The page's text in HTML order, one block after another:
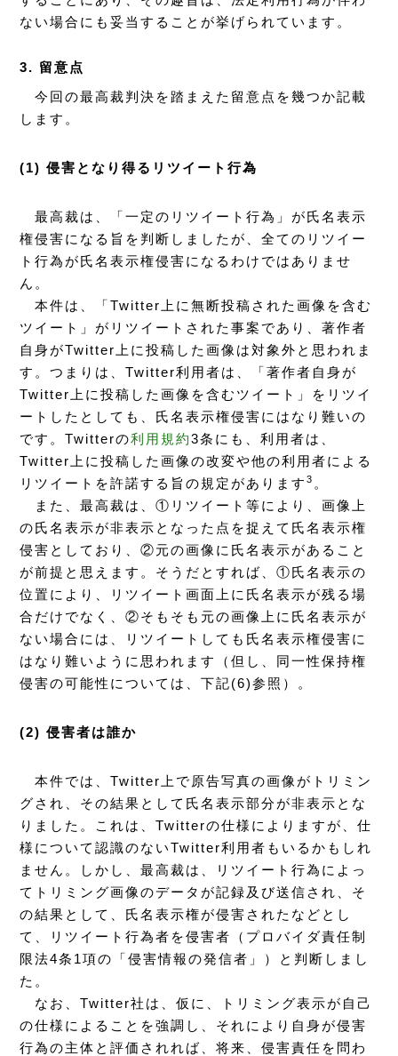
ない場合にも妥当することが挙げられています。
3. 留意点
今回の最高裁判決を踏まえた留意点を幾つか記載
します。
(1) 侵害となり得るリツイート行為
最高裁は、「一定のリツイート行為」が氏名表示
権侵害になる旨を判断しましたが、全てのリツイー
ト行為が氏名表示権侵害になるわけではありませ
ん。
本件は、「Twitter上に無断投稿された画像を含む
ツイート」がリツイートされた事案であり、著作者
自身がTwitter上に投稿した画像は対象外と思われま
す。つまりは、Twitter利用者は、「著作者自身が
Twitter上に投稿した画像を含むツイート」をリツイ
ートしたとしても、氏名表示権侵害にはなり難いの
です。Twitterの利用規約3条にも、利用者は、
Twitter上に投稿した画像の改変や他の利用者による
リツイートを許諾する旨の規定があります3 。
また、最高裁は、①リツイート等により、画像上
の氏名表示が非表示となった点を捉えて氏名表示権
侵害としており、②元の画像に氏名表示があること
が前提と思えます。そうだとすれば、①氏名表示の
位置により、リツイート画面上に氏名表示が残る場
合だけでなく、②そもそも元の画像上に氏名表示が
ない場合には、リツイートしても氏名表示権侵害に
はなり難いように思われます（但し、同一性保持権
侵害の可能性については、下記(6)参照）。
(2) 侵害者は誰か
本件では、Twitter上で原告写真の画像がトリミン
グされ、その結果として氏名表示部分が非表示とな
りました。これは、Twitterの仕様によりますが、仕
様について認識のないTwitter利用者もいるかもしれ
ません。しかし、最高裁は、リツイート行為によっ
てトリミング画像のデータが記録及び送信され、そ
の結果として、氏名表示権が侵害されたなどとし
て、リツイート行為者を侵害者（プロバイダ責任制
限法4条1項の「侵害情報の発信者」）と判断しまし
た。
なお、Twitter社は、仮に、トリミング表示が自己
の仕様によることを強調し、それにより自身が侵害
行為の主体と評価されれば、将来、侵害責任を問わ